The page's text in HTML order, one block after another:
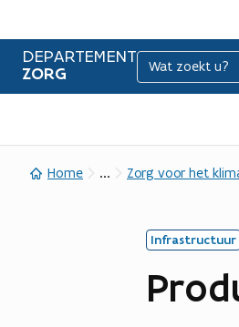
DEPARTEMENT
ZORG
Zoeken
Home ... Zorg voor het
Infrastructuur